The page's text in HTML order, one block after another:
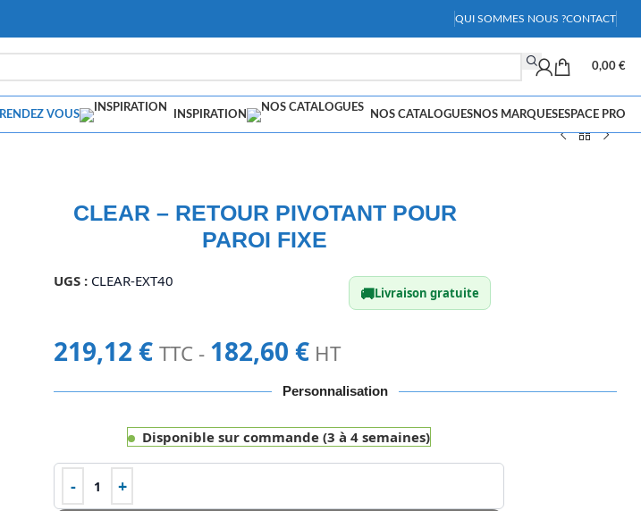
QUI SOMMES NOUS ?CONTACT
0,00 €
RENDEZ VOUS INSPIRATION NOS CATALOGUESNOS MARQUESESPACE PRO
CLEAR – RETOUR PIVOTANT POUR
PAROI FIXE
UGS : CLEAR-EXT40
🚚Livraison gratuite
219,12 € TTC - 182,60 € HT
Personnalisation
Disponible sur commande (3 à 4 semaines)